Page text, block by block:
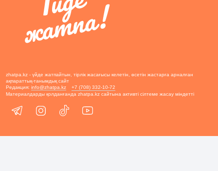
zhatpa.kz - үйде жатпайтын, тірлік жасағысы келетін, өсетін жастарға арналған
ақпараттық-танымдық сайт
Редакция: info@zhatpa.kz
+7 (708) 332-10-72
Материалдарды қолданғанда zhatpa.kz сайтына активті сілтеме жасау міндетті